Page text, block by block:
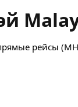
рейсы